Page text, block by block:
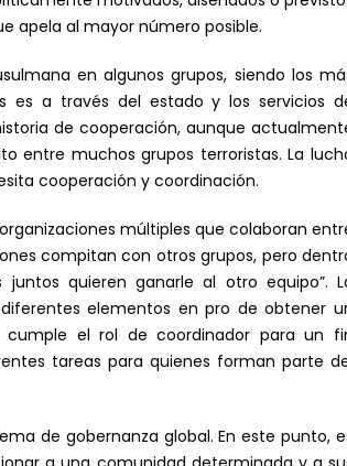
apela al mayor número posible.
en algunos grupos, siendo los
es a través del estado y los servicios
de cooperación, aunque
entre muchos grupos terroristas. La
cooperación y coordinación.
múltiples que colaboran
compitan con otros grupos, pero
quieren ganarle al otro equipo”.
elementos en pro de obtener
cumple el rol de coordinador para un
tareas para quienes forman parte
de gobernanza global. En este punto,